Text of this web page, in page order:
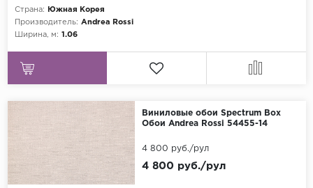
Страна:
Южная Корея
Производитель: Andrea Rossi
Ширина, м: 1.06
Виниловые обои Spectrum Box
Обои Andrea Rossi 54455-14
4 800 руб./рул
4 800 руб./рул